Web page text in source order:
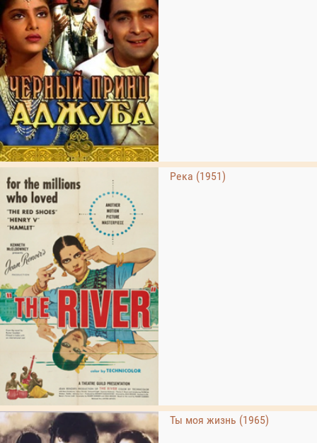
Река (1951)
Ты моя жизнь (1965)